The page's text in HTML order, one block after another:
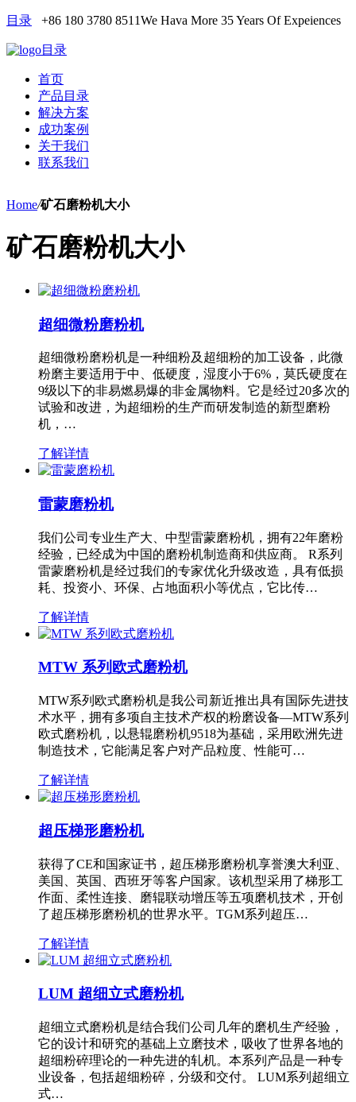
目录 +86 180 3780 8511We Hava More 35 Years Of Expeiences
目录
首页
产品目录
解决方案
成功案例
关于我们
联系我们
Home/矿石磨粉机大小
矿石磨粉机大小
超细微粉磨粉机
超细微粉磨粉机是一种细粉及超细粉的加工设备，此微
粉磨主要适用于中、低硬度，湿度小于6%，莫氏硬度在
9级以下的非易燃易爆的非金属物料。它是经过20多次的
试验和改进，为超细粉的生产而研发制造的新型磨粉
机，…
了解详情
雷蒙磨粉机
我们公司专业生产大、中型雷蒙磨粉机，拥有22年磨粉
经验，已经成为中国的磨粉机制造商和供应商。 R系列
雷蒙磨粉机是经过我们的专家优化升级改造，具有低损
耗、投资小、环保、占地面积小等优点，它比传…
了解详情
MTW 系列欧式磨粉机
MTW系列欧式磨粉机是我公司新近推出具有国际先进技
术水平，拥有多项自主技术产权的粉磨设备—MTW系列
欧式磨粉机，以悬辊磨粉机9518为基础，采用欧洲先进
制造技术，它能满足客户对产品粒度、性能可…
了解详情
超压梯形磨粉机
获得了CE和国家证书，超压梯形磨粉机享誉澳大利亚、
美国、英国、西班牙等客户国家。该机型采用了梯形工
作面、柔性连接、磨辊联动增压等五项磨机技术，开创
了超压梯形磨粉机的世界水平。TGM系列超压…
了解详情
LUM 超细立式磨粉机
超细立式磨粉机是结合我们公司几年的磨机生产经验，
它的设计和研究的基础上立磨技术，吸收了世界各地的
超细粉碎理论的一种先进的轧机。本系列产品是一种专
业设备，包括超细粉碎，分级和交付。 LUM系列超细立
式…